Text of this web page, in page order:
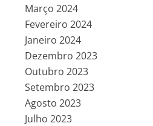
Março 2024
Fevereiro 2024
Janeiro 2024
Dezembro 2023
Outubro 2023
Setembro 2023
Agosto 2023
Julho 2023